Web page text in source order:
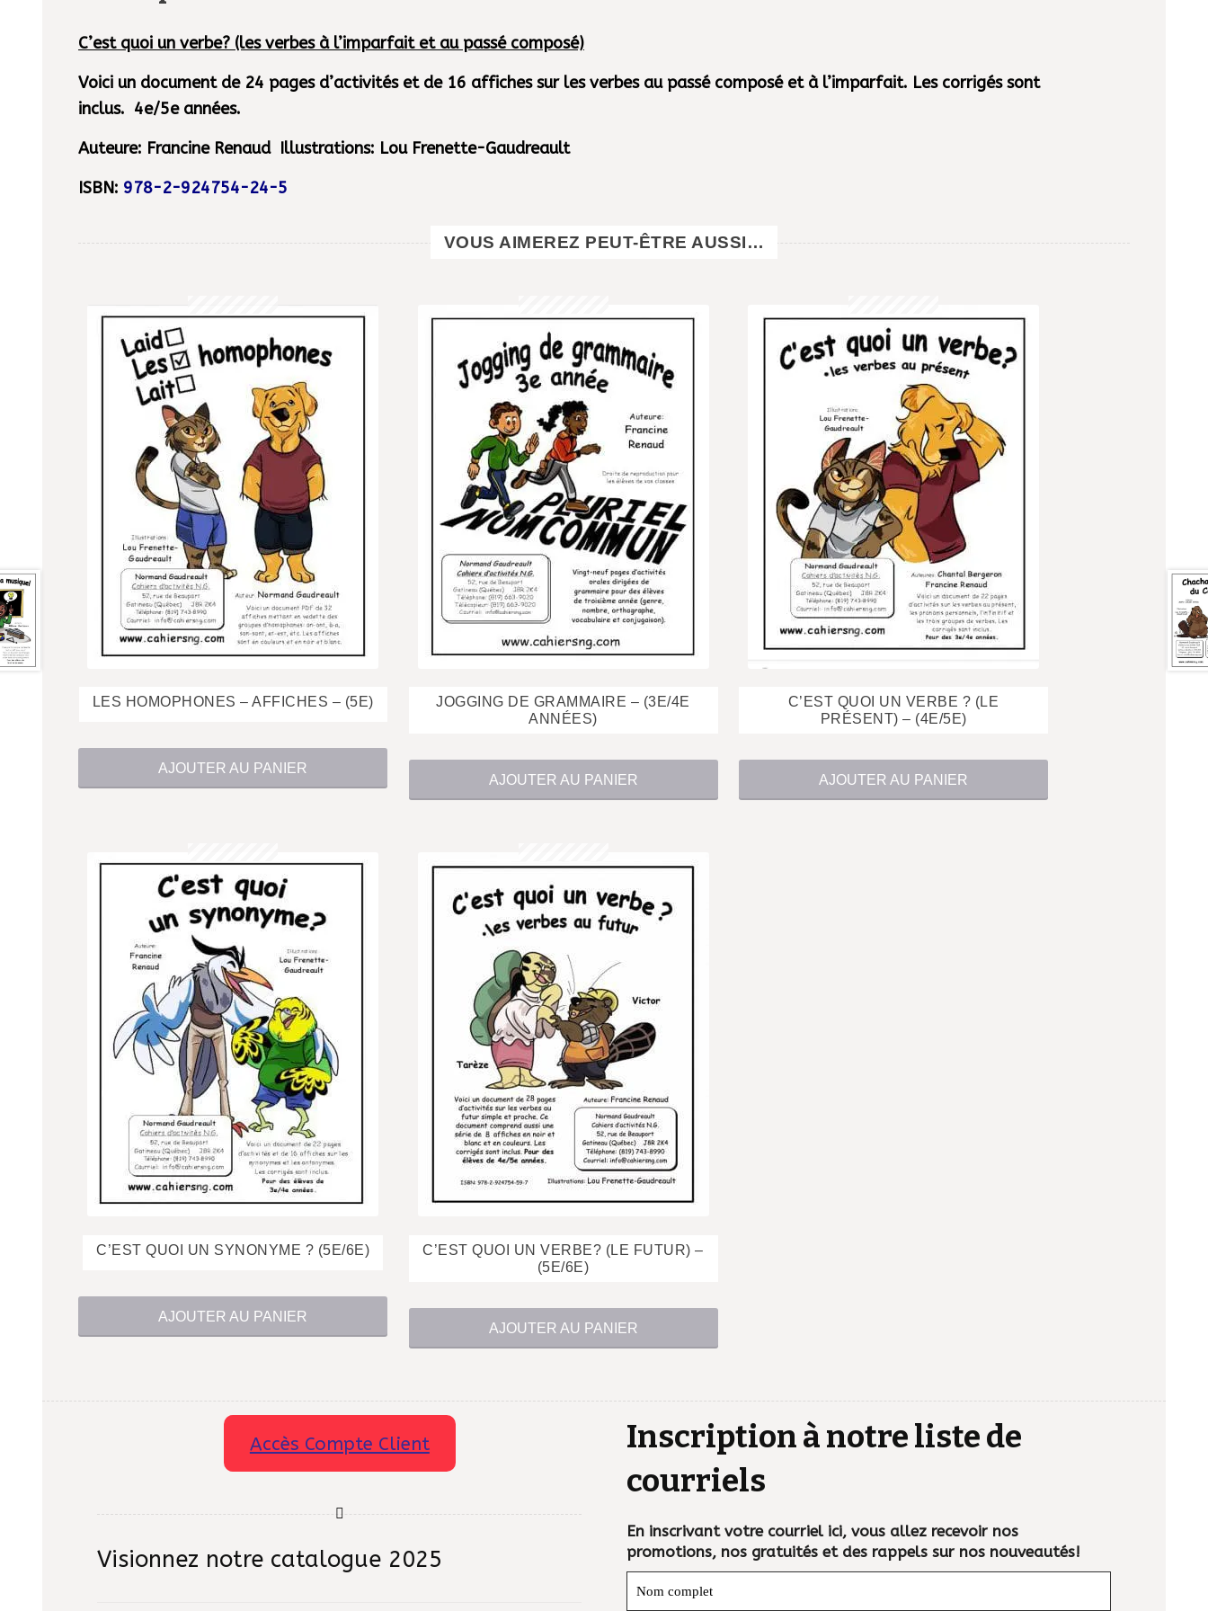
C’est quoi un verbe? (les verbes à l’imparfait et au passé composé)
Voici un document de 24 pages d’activités et de 16 affiches sur les verbes au passé composé et à l’imparfait. Les corrigés sont
inclus. 4e/5e années.
Auteure: Francine Renaud Illustrations: Lou Frenette-Gaudreault
ISBN: 978-2-924754-24-5
VOUS AIMEREZ PEUT-ÊTRE AUSSI…
LES HOMOPHONES – AFFICHES – (5E)
AJOUTER AU PANIER
JOGGING DE GRAMMAIRE – (3E/4E
ANNÉES)
$
AJOUTER AU PANIER
C’EST QUOI UN VERBE ? (LE
PRÉSENT) – (4E/5E)
$
AJOUTER AU PANIER
C’EST QUOI UN SYNONYME ? (5E/6E)
AJOUTER AU PANIER
C’EST QUOI UN VERBE? (LE FUTUR) –
(5E/6E)
$
AJOUTER AU PANIER
Accès Compte Client
Visionnez notre catalogue 2025
Inscription à notre liste de
courriels
En inscrivant votre courriel ici, vous allez recevoir nos
promotions, nos gratuités et des rappels sur nos nouveautés!